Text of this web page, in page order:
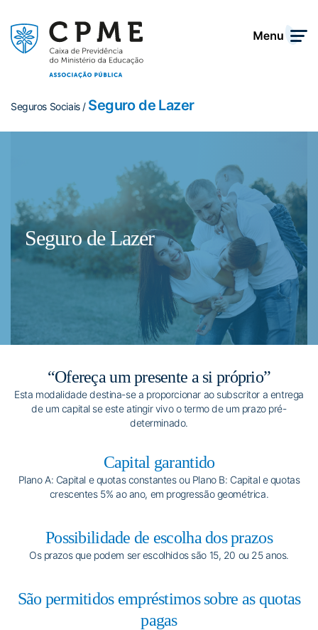
Seguros Sociais / Seguro de Lazer
Seguro de Lazer
“Ofereça um presente a si próprio”
Esta modalidade destina-se a proporcionar ao subscritor a entrega
de um capital se este atingir vivo o termo de um prazo pré-
determinado.
Capital garantido
Plano A: Capital e quotas constantes ou Plano B: Capital e quotas
crescentes 5% ao ano, em progressão geométrica.
Possibilidade de escolha dos prazos
Os prazos que podem ser escolhidos são 15, 20 ou 25 anos.
São permitidos empréstimos sobre as quotas
pagas